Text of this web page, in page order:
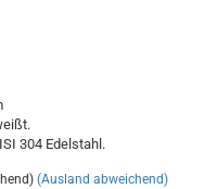
304 Edelstahl.
(Ausland abweichend)